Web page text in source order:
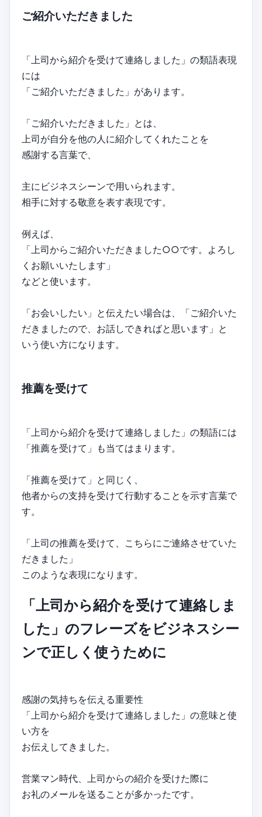
ご紹介いただきました
「上司から紹介を受けて連絡しました」の類語表現
には
「ご紹介いただきました」があります。
「ご紹介いただきました」とは、
上司が自分を他の人に紹介してくれたことを
感謝する言葉で、
主にビジネスシーンで用いられます。
相手に対する敬意を表す表現です。
例えば、
「上司からご紹介いただきました○○です。よろし
くお願いいたします」
などと使います。
「お会いしたい」と伝えたい場合は、「ご紹介いた
だきましたので、お話しできればと思います」と
いう使い方になります。
推薦を受けて
「上司から紹介を受けて連絡しました」の類語には
「推薦を受けて」も当てはまります。
「推薦を受けて」と同じく、
他者からの支持を受けて行動することを示す言葉で
す。
「上司の推薦を受けて、こちらにご連絡させていた
だきました」
このような表現になります。
「上司から紹介を受けて連絡しま
した」のフレーズをビジネスシー
ンで正しく使うために
感謝の気持ちを伝える重要性
「上司から紹介を受けて連絡しました」の意味と使
い方を
お伝えしてきました。
営業マン時代、上司からの紹介を受けた際に
お礼のメールを送ることが多かったです。